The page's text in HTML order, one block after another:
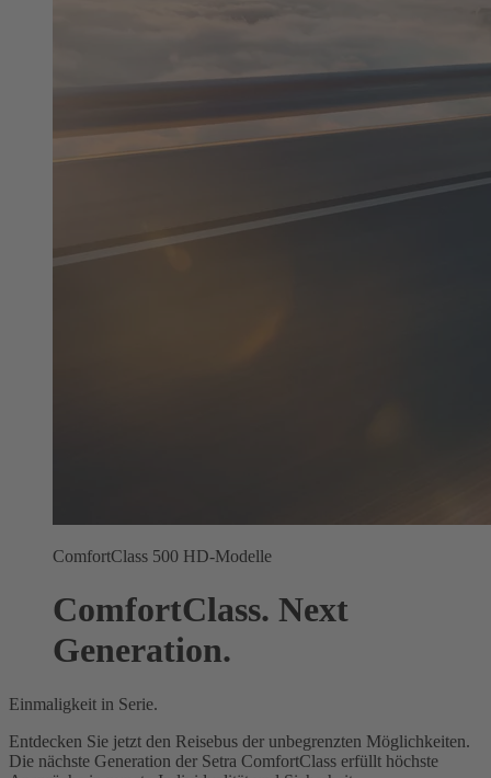
ComfortClass 500 HD-Modelle
ComfortClass. Next
Generation.
Einmaligkeit in Serie.
Entdecken Sie jetzt den Reisebus der unbegrenzten Möglichkeiten.
Die nächste Generation der Setra ComfortClass erfüllt höchste